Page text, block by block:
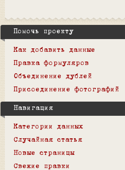
Помочь проекту
Как добавить данные
Правка формуляров
Объединение дублей
Присоединение фотографий
Навигация
Категории данных
Случайная статья
Новые страницы
Свежие правки